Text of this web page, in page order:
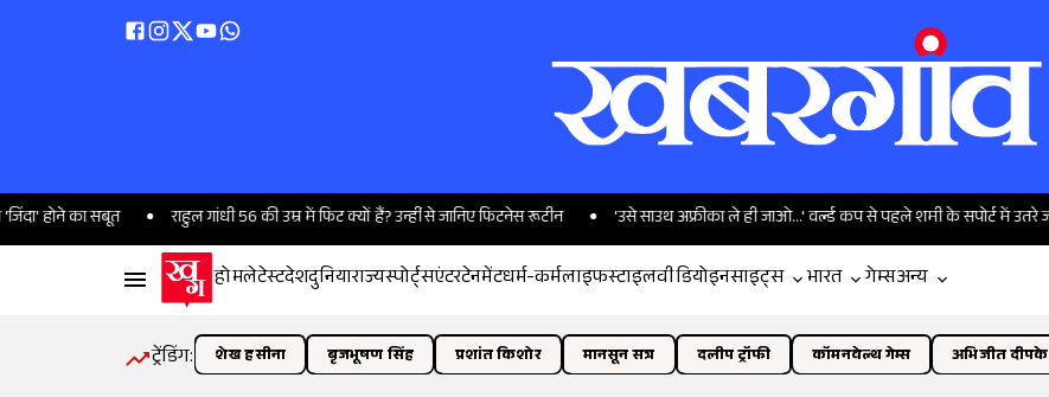
सबूत राहुल गांधी 56 की उम्र में फिट क्यों हैं? उन्हीं से जानिए फिटनेस रूटीन 'उसे साउथ अफ्रीका ले ही जाओ...' वर्ल्ड कप से पहले शमी के सपोर्ट में उतरे जहीर
होमलेटेस्टदेशदुनियाराज्यस्पोर्ट्सएंटरटेनमेंटधर्म-कर्मलाइफस्टाइलवीडियोइनसाइट्स भारत गेम्सअन्य
ट्रेंडिंग: शेख हसीना बृजभूषण सिंह प्रशांत किशोर मानसून सत्र दलीप ट्रॉफी कॉमनवेल्थ गेम्स अभिजीत दीपके